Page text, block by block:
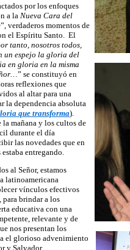
por los enfoques
a la Nueva Cara del
verdaderos momentos de
el Espíritu Santo. El
or tanto, nosotros todos,
un espejo la gloria del
en gloria en la misma
” se constituyó en
reflexiones que
al altar para una
la dependencia absoluta
que transforma).
la mañana y los cultos de
durante el día
las novedades que en
entregando.
al Señor, estamos
latinoamericana
vínculos efectivos
para brindar a los
educativa con una
relevante y de
nos presentan los
el glorioso advenimiento
y Salvador.